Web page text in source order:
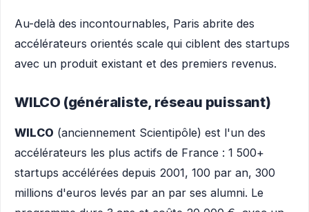
Au-delà des incontournables, Paris abrite des
accélérateurs orientés scale qui ciblent des startups
avec un produit existant et des premiers revenus.
WILCO (généraliste, réseau puissant)
WILCO (anciennement Scientipôle) est l'un des
accélérateurs les plus actifs de France : 1 500+
startups accélérées depuis 2001, 100 par an, 300
millions d'euros levés par an par ses alumni. Le